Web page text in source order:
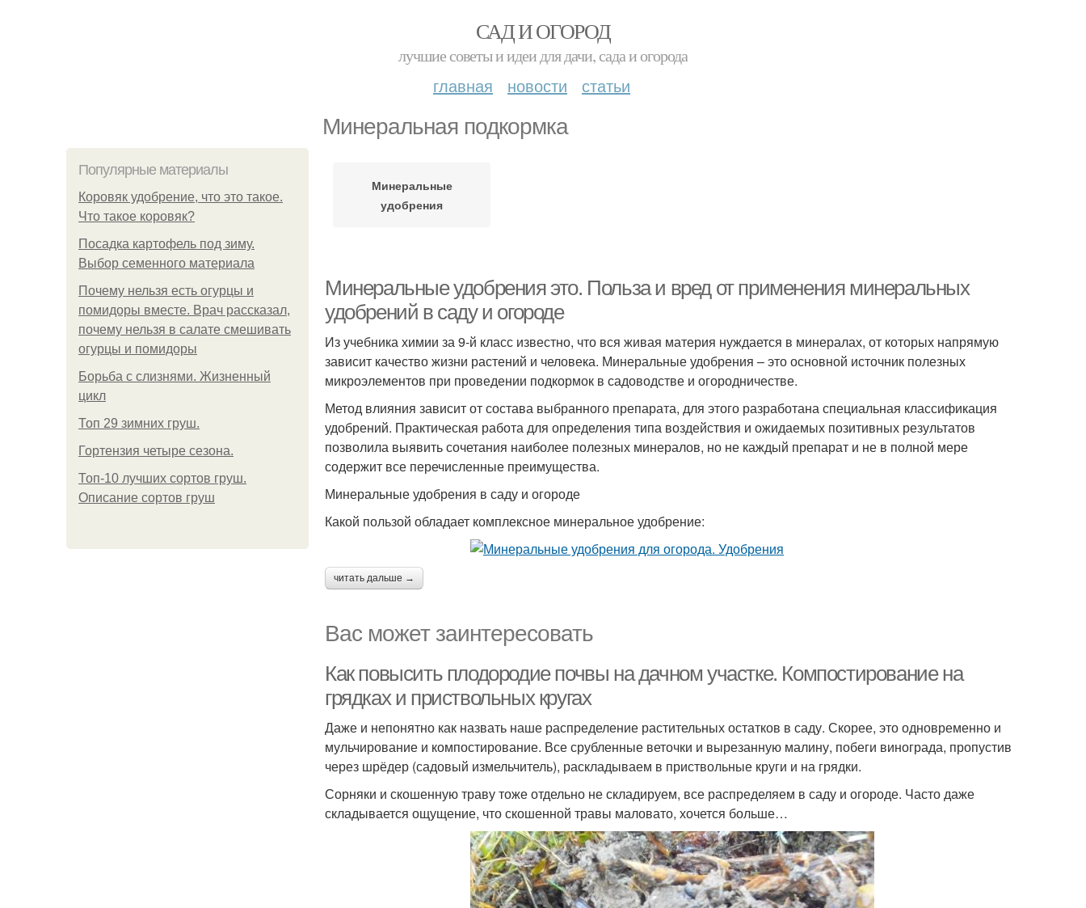
САД И ОГОРОД
лучшие советы и идеи для дачи, сада и огорода
главная новости статьи
Минеральная подкормка
Популярные материалы
Коровяк удобрение, что это такое.
Что такое коровяк?
Посадка картофель под зиму.
Выбор семенного материала
Почему нельзя есть огурцы и
помидоры вместе. Врач рассказал,
почему нельзя в салате смешивать
огурцы и помидоры
Борьба с слизнями. Жизненный
цикл
Топ 29 зимних груш.
Гортензия четыре сезона.
Топ-10 лучших сортов груш.
Описание сортов груш
Минеральные
удобрения
Минеральные удобрения это. Польза и вред от применения минеральных
удобрений в саду и огороде
Из учебника химии за 9-й класс известно, что вся живая материя нуждается в минералах, от которых напрямую
зависит качество жизни растений и человека. Минеральные удобрения – это основной источник полезных
микроэлементов при проведении подкормок в садоводстве и огородничестве.
Метод влияния зависит от состава выбранного препарата, для этого разработана специальная классификация
удобрений. Практическая работа для определения типа воздействия и ожидаемых позитивных результатов
позволила выявить сочетания наиболее полезных минералов, но не каждый препарат и не в полной мере
содержит все перечисленные преимущества.
Минеральные удобрения в саду и огороде
Какой пользой обладает комплексное минеральное удобрение:
читать дальше →
Вас может заинтересовать
Как повысить плодородие почвы на дачном участке. Компостирование на
грядках и приствольных кругах
Даже и непонятно как назвать наше распределение растительных остатков в саду. Скорее, это одновременно и
мульчирование и компостирование. Все срубленные веточки и вырезанную малину, побеги винограда, пропустив
через шрёдер (садовый измельчитель), раскладываем в приствольные круги и на грядки.
Сорняки и скошенную траву тоже отдельно не складируем, все распределяем в саду и огороде. Часто даже
складывается ощущение, что скошенной травы маловато, хочется больше…